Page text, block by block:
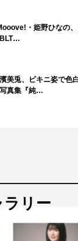
・姫野ひなの
BLT…
美兎、ビキニ姿で
真集『純…
リー